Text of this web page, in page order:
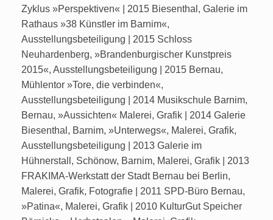
Zyklus »Perspektiven« | 2015 Biesenthal, Galerie im
Rathaus »38 Künstler im Barnim«,
Ausstellungsbeteiligung | 2015 Schloss
Neuhardenberg, »Brandenburgischer Kunstpreis
2015«, Ausstellungsbeteiligung | 2015 Bernau,
Mühlentor »Tore, die verbinden«,
Ausstellungsbeteiligung | 2014 Musikschule Barnim,
Bernau, »Aussichten« Malerei, Grafik | 2014 Galerie
Biesenthal, Barnim, »Unterwegs«, Malerei, Grafik,
Ausstellungsbeteiligung | 2013 Galerie im
Hühnerstall, Schönow, Barnim, Malerei, Grafik | 2013
FRAKIMA-Werkstatt der Stadt Bernau bei Berlin,
Malerei, Grafik, Fotografie | 2011 SPD-Büro Bernau,
»Patina«, Malerei, Grafik | 2010 KulturGut Speicher